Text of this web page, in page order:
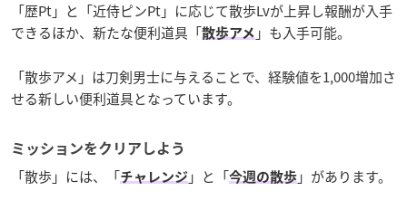
「歴Pt」と「近侍ピンPt」に応じて散歩Lvが上昇し報酬が入手
できるほか、新たな便利道具「散歩アメ 」も入手可能。
「散歩アメ」は刀剣男士に与えることで、経験値を1,000増加さ
せる新しい便利道具となっています。
ミッションをクリアしよう
「散歩」には、「チャレンジ 」と「今週の散歩 」があります。